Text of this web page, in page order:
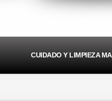
CUIDADO Y LIMPIEZA